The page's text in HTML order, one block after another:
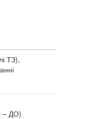
ТЗ),
– ДО)